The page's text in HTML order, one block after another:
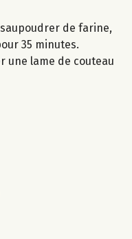
de farine,
35 minutes.
une lame de couteau